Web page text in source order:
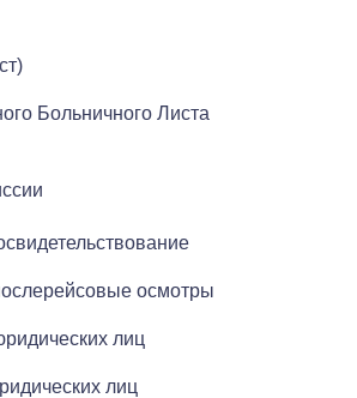
Больничного Листа
осмотры
лиц
лиц